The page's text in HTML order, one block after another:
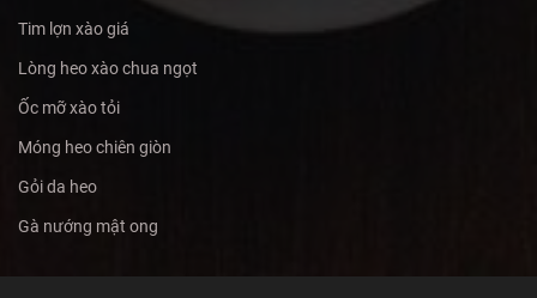
Tim lợn xào giá
Lòng heo xào chua ngọt
Ốc mỡ xào tỏi
Móng heo chiên giòn
Gỏi da heo
Gà nướng mật ong